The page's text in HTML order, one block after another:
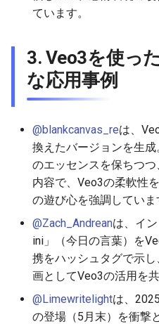
2026-05-20
2026-05-18
2026-05-17
2026-05-16
2026-05-15
2026-05-13
2026-05-12
2026-05-11
ています。
3. Veo3を使っ
な応用事例
@blankcanvas_reは、
換えたバージョンを生
のエッセンスを保ちつ
内容で、Veo3の柔軟性
の遊び心を強調していま
@Zach_Andreanは、イ
ini」（今日の言葉）を
携をハッシュタグで示
画としてVeo3の活用を
@Limewritelightは、
の登場（5月末）を衝撃